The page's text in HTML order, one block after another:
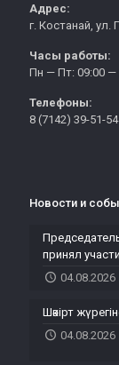
Адрес:
г. Костанай, ул.
Часы работы:
Пн — Пт: 09:00 —
Телефоны:
8 (7142) 39-51-54
Новости и
принял
04.08.2026
Шәкірт
04.08.2026